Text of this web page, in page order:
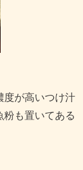
度が高いつけ汁
粉も置いてある